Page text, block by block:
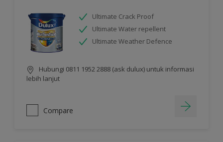
Ultimate Crack Proof
Ultimate Water repellent
Ultimate Weather Defence
Hubungi 0811 1952 2888 (ask dulux) untuk informasi
lebih lanjut
Compare